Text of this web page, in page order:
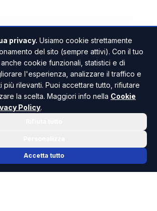
privacy. Usiamo cookie strettamente
del sito (sempre attivi). Con il tuo
cookie funzionali, statistici e di
l'esperienza, analizzare il traffico e
più rilevanti. Puoi accettare tutto, rifiutare
la scelta. Maggiori info nella Cookie
Policy.
Accetta tutto